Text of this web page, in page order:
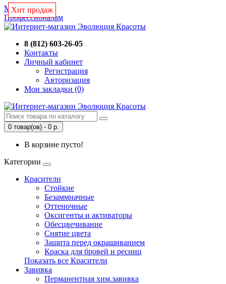
Магазин
Профессионалам
8 (812) 603-26-05
Контакты
Личный кабинет
Регистрация
Авторизация
Мои закладки (0)
0 товар(ов) - 0 р.
В корзине пусто!
Категории
Красители
Стойкие
Безаммиачные
Оттеночные
Оксигенты и активаторы
Обесцвечивание
Снятие цвета
Защита перед окрашиванием
Краска для бровей и ресниц
Показать все Красители
Завивка
Перманентная хим.завивка
Хит продаж